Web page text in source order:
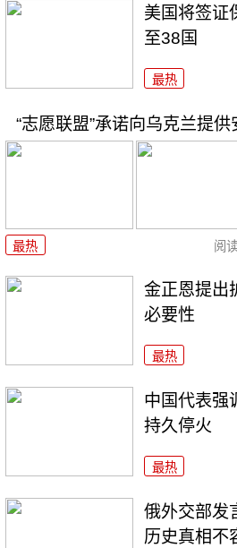
美国将签证
至38国
最热
“志愿联盟”承诺向乌克兰提
最热 阅
金正恩提出
必要性
最热
中国代表强
持久停火
最热
俄外交部发
历史真相不